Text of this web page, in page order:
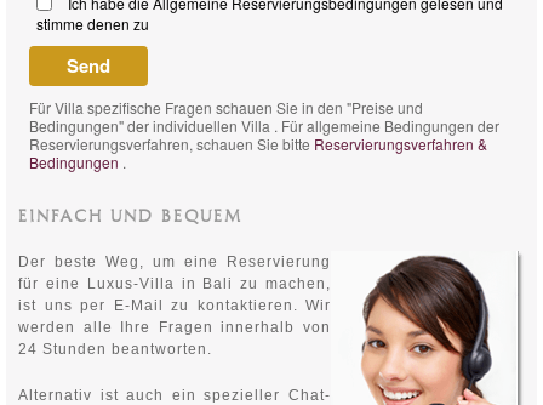
stimme denen zu
Für Villa spezifische Fragen schauen Sie in den "Preise und
Bedingungen" der individuellen Villa . Für allgemeine Bedingungen der
Reservierungsverfahren, schauen Sie bitte Reservierungsverfahren &
Bedingungen .
EINFACH UND BEQUEM
Der beste Weg, um eine Reservierung
für eine Luxus-Villa in Bali zu machen,
ist uns per E-Mail zu kontaktieren. Wir
werden alle Ihre Fragen innerhalb von
24 Stunden beantworten.
Alternativ ist auch ein spezieller Chat-